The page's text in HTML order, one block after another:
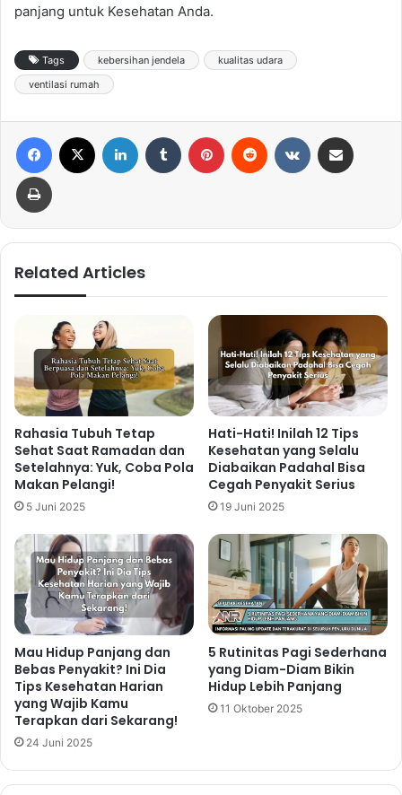
panjang untuk Kesehatan Anda.
Tags kebersihan jendela
kualitas udara
ventilasi rumah
Related Articles
Rahasia Tubuh Tetap
Sehat Saat Ramadan dan
Setelahnya: Yuk, Coba Pola
Makan Pelangi!
5 Juni 2025
Hati-Hati! Inilah 12 Tips
Kesehatan yang Selalu
Diabaikan Padahal Bisa
Cegah Penyakit Serius
19 Juni 2025
Mau Hidup Panjang dan
Bebas Penyakit? Ini Dia
Tips Kesehatan Harian
yang Wajib Kamu
Terapkan dari Sekarang!
24 Juni 2025
5 Rutinitas Pagi Sederhana
yang Diam-Diam Bikin
Hidup Lebih Panjang
11 Oktober 2025